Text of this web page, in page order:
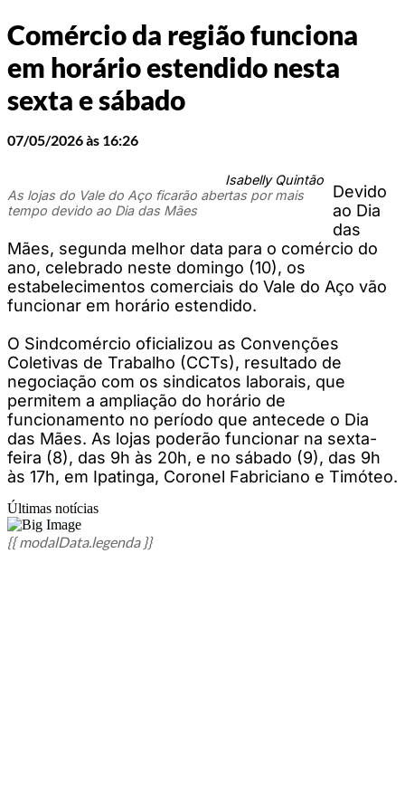
Comércio da região funciona
em horário estendido nesta
sexta e sábado
07/05/2026 às 16:26
Isabelly Quintão
As lojas do Vale do Aço ficarão abertas por mais
tempo devido ao Dia das Mães
Devido
ao Dia
das
Mães, segunda melhor data para o comércio do
ano, celebrado neste domingo (10), os
estabelecimentos comerciais do Vale do Aço vão
funcionar em horário estendido.
O Sindcomércio oficializou as Convenções
Coletivas de Trabalho (CCTs), resultado de
negociação com os sindicatos laborais, que
permitem a ampliação do horário de
funcionamento no período que antecede o Dia
das Mães. As lojas poderão funcionar na sexta-
feira (8), das 9h às 20h, e no sábado (9), das 9h
às 17h, em Ipatinga, Coronel Fabriciano e Timóteo.
Últimas notícias
{{ modalData.legenda }}